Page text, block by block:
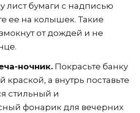
лист бумаги с надписью
ее на колышек. Такие
от дождей и не
ночник. Покрасьте банку
а внутрь поставьте
стильный и
фонарик для вечерних